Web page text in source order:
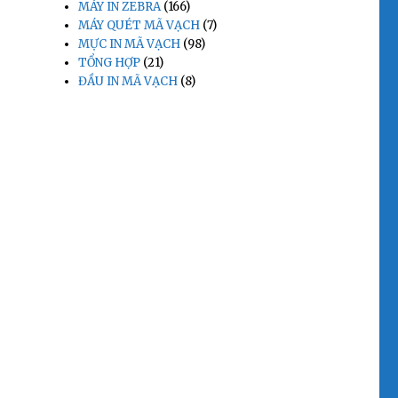
MÁY IN ZEBRA(166)
MÁY QUÉT MÃ VẠCH (7)
MỰC IN MÃ VẠCH (98)
TỔNG HỢP (21)
ĐẦU IN MÃ VẠCH (8)